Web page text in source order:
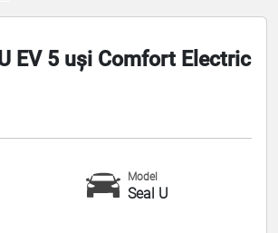
EV 5 uși Comfort Electric
Model
Seal U